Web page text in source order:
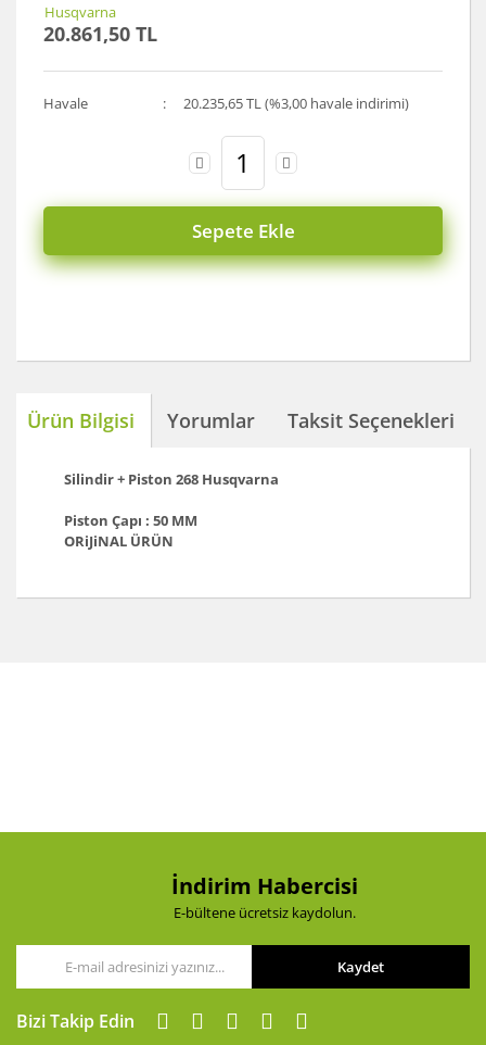
20.861,50 TL
Havale 20.235,65 TL (%3,00 havale indirimi)
Sepete Ekle
Ürün Bilgisi Yorumlar Taksit Seçenekleri
Silindir + Piston 268 Husqvarna
Piston Çapı : 50 MM
ORiJiNAL ÜRÜN
Ürün fiyatı diğer sitelerden daha pahalı.
Gönder
İndirim Habercisi
E-bültene ücretsiz kaydolun.
Kaydet
Bizi Takip Edin